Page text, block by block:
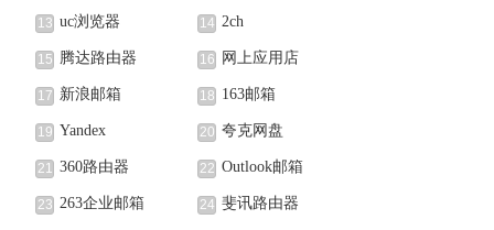
13 uc浏览器 14 2ch
15 腾达路由器 16 网上应用店
17 新浪邮箱 18 163邮箱
19 Yandex 20 夸克网盘
21 360路由器 22 Outlook邮箱
23 263企业邮箱 24 斐讯路由器